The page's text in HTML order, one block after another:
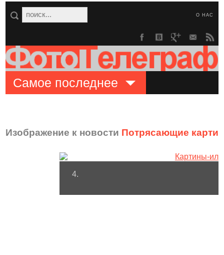
О НАС
Самое последнее
Изображение к новости Потрясающие
4.